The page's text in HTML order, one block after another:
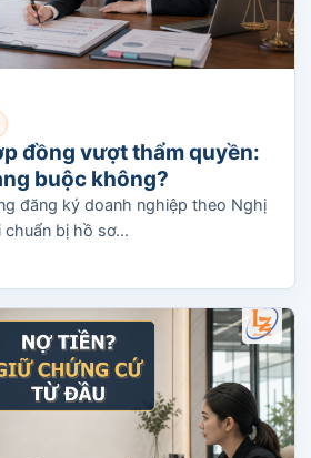
đồng vượt thẩm quyền:
buộc không?
đăng ký doanh nghiệp theo Nghị
bị hồ sơ...